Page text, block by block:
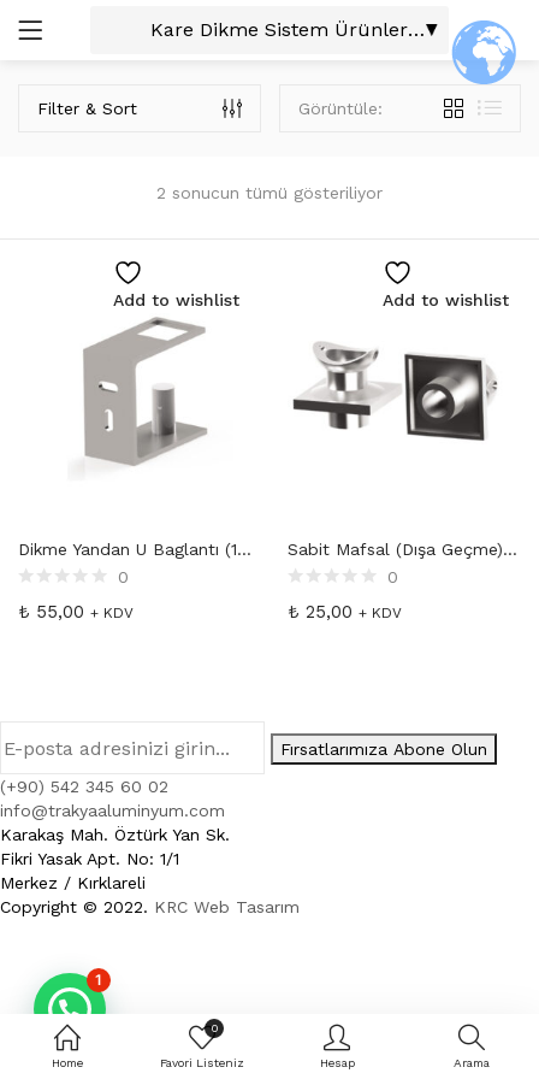
Beni Hatırla
Şifremi Unuttum?
Home
0
Favori Listeniz Hesap Arama
ARAŞTIR:
Cam Balkon Profilleri (3)
Cephe Profilleri (3)
Duşkabin Profilleri (3)
Isı Yalıtım Profilleri (3)
Küpeşte Aksesuarları (40)
Kare Sistemler (18)
Kare Cam Tutucu Sistem Ürünleri 16×22 (2)
Kare Dikme Sistem Ürünleri 40×40 (2)
Kare Emniyet Hattı Sistem Ürünleri 14×14 (2)
Kare Ortak Sistem Ürünleri (2)
Ortak Ürünler (4)
Lamalar (2)
Yuvarlak Sistemler (18)
Ortak Yuvarlak Sistem Ürünleri (3)
Yuvarlak Sistem Ürünleri 16’lık (2)
Yuvarlak Sistem Ürünleri 35’lik (2)
Yuvarlak Sistem Ürünleri 40’lık (2)
Yuvarlak Sistem Ürünleri 50’lik (3)
2 sonucun tümü gösteriliyor
Filter & Sort Görüntüle:
Add to wishlist
Dikme Yandan U Baglantı (10 cm) 40×40
0
₺ 55,00 + KDV
Add to wishlist
Sabit Mafsal (Dışa Geçme) 40×40
0
₺ 25,00 + KDV
Fırsatlarımıza Abone Olun
(+90) 542 345 60 02
info@trakyaaluminyum.com
Karakaş Mah. Öztürk Yan Sk.
Fikri Yasak Apt. No: 1/1
Merkez / Kırklareli
Copyright © 2022. KRC Web Tasarım
1